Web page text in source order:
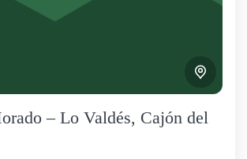
– Lo Valdés, Cajón del